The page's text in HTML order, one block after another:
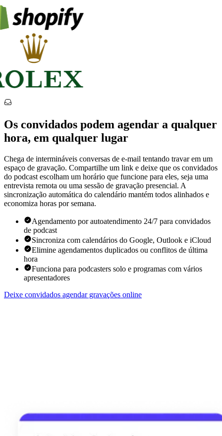
Os convidados podem agendar a qualquer
hora, em qualquer lugar
Chega de intermináveis ​​conversas de e-mail tentando travar em um
espaço de gravação. Compartilhe um link e deixe que os convidados
do podcast escolham um horário que funcione para eles, seja uma
entrevista remota ou uma sessão de gravação presencial. A
sincronização automática do calendário mantém todos alinhados e
economiza horas por semana.
Agendamento por autoatendimento 24/7 para convidados
de podcast
Sincroniza com calendários do Google, Outlook e iCloud
Elimine agendamentos duplicados ou conflitos de última
hora
Funciona para podcasters solo e programas com vários
apresentadores
Deixe convidados agendar gravações online